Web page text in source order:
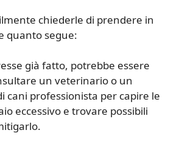
chiederle di prendere in
quanto segue:
già fatto, potrebbe essere
un veterinario o un
cani professionista per capire le
eccessivo e trovare possibili